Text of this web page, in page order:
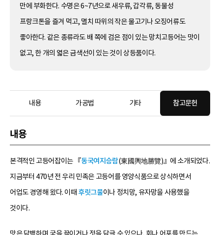
만에 부화한다. 수명은 6~7년으로 새우류, 갑각류, 동물성
프랑크톤을 즐겨 먹고, 멸치 따위의 작은 물고기나 오징어류도
좋아한다. 같은 종류라도 배 쪽에 검은 점이 있는 망치고등어는 맛이
없고, 한 개의 엷은 금색선이 있는 것이 상등품이다.
내용 가공법 기타 참고문헌
내용
본격적인 고등어잡이는 『동국여지승람(東國輿地勝覽)』에 소개되었다.
지금부터 470년 전 우리 민족은 고등어를 영양식품으로 상식하면서
어업도 경영해 왔다. 이때 후릿그물이나 정치망, 유자망을 사용했을
것이다.